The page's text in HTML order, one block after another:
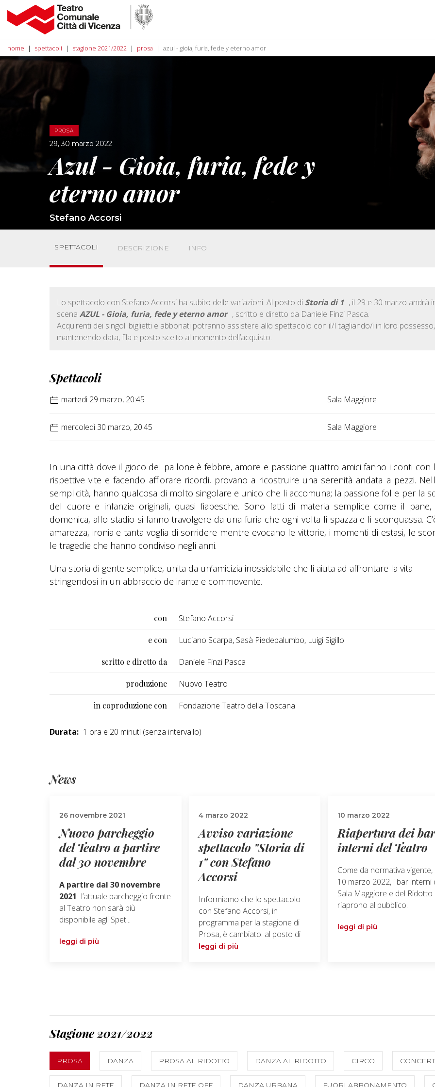
home spettacoli stagione 2021/2022 prosa azul - gioia, furia, fede y eterno amor
PROSA
29, 30 marzo 2022
Azul - Gioia, furia, fede y
eterno amor
Stefano Accorsi
SPETTACOLI DESCRIZIONE INFO
Lo spettacolo con Stefano Accorsi ha subito delle variazioni. Al posto di Storia di 1 , il 29 e 30 marzo andrà
scena AZUL - Gioia, furia, fede y eterno amor , scritto e diretto da Daniele Finzi Pasca.
Acquirenti dei singoli biglietti e abbonati potranno assistere allo spettacolo con il/I tagliando/i in loro possesso,
mantenendo data, fila e posto scelto al momento dell’acquisto.
Spettacoli
martedì 29 marzo, 20:45 Sala Maggiore
mercoledì 30 marzo, 20:45 Sala Maggiore
In una città dove il gioco del pallone è febbre, amore e passione quattro amici fanno i conti con
rispettive vite e facendo affiorare ricordi, provano a ricostruire una serenità andata a pezzi.
semplicità, hanno qualcosa di molto singolare e unico che li accomuna; la passione folle per la
del cuore e infanzie originali, quasi fiabesche. Sono fatti di materia semplice come il
domenica, allo stadio si fanno travolgere da una furia che ogni volta li spazza e li sconquassa.
amarezza, ironia e tanta voglia di sorridere mentre evocano le vittorie, i momenti di estasi, le
le tragedie che hanno condiviso negli anni.
Una storia di gente semplice, unita da un’amicizia inossidabile che li aiuta ad affrontare la vita
stringendosi in un abbraccio delirante e commovente.
con Stefano Accorsi
e con Luciano Scarpa, Sasà Piedepalumbo, Luigi Sigillo
scritto e diretto da Daniele Finzi Pasca
produzione Nuovo Teatro
in coproduzione con Fondazione Teatro della Toscana
Durata: 1 ora e 20 minuti (senza intervallo)
News
26 novembre 2021
Nuovo parcheggio
del Teatro a partire
dal 30 novembre
A partire dal 30 novembre
2021 l’attuale parcheggio fronte
al Teatro non sarà più
disponibile agli Spet...
leggi di più
4 marzo 2022
Avviso variazione
spettacolo "Storia di
1" con Stefano
Accorsi
Informiamo che lo spettacolo
con Stefano Accorsi, in
programma per la stagione di
Prosa, è cambiato: al posto di
leggi di più
10 marzo 2022
Riapertura dei
interni del Teatro
Come da normativa vigente,
10 marzo 2022, i bar interni
Sala Maggiore e del Ridotto
riaprono al pubblico.
leggi di più
Stagione 2021/2022
PROSA DANZA PROSA AL RIDOTTO DANZA AL RIDOTTO CIRCO
DANZA IN RETE DANZA IN RETE OFF DANZA URBANA FUORI ABBONAMENTO